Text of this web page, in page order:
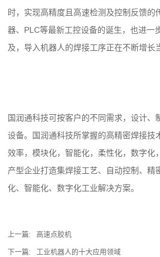
时，实现高精度且高速检测及控制反馈的
器、PLC等最新工控设备的诞生，也进一
及，导入机器人的焊接工序正在不断增长
国润通科技可按客户的不同需求，设计、
设备。国润通科技所掌握的高精密焊接技
效率，模块化，智能化，柔性化，数字化
产型企业打造集焊接工艺、自动控制、精
化、智能化、数字化工业解决方案。
上一篇: 高速点胶机
下一篇: 工业机器人的十大应用领域